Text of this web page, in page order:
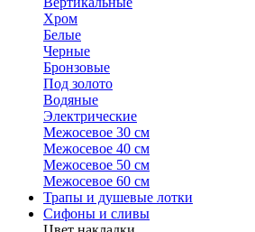
Хром
Белые
Черные
Бронзовые
Под золото
Водяные
Электрические
Межосевое 30 см
Межосевое 40 см
Межосевое 50 см
Межосевое 60 см
Трапы и душевые лотки
Сифоны и сливы